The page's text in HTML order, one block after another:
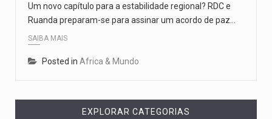
Um novo capítulo para a estabilidade regional? RDC e
Ruanda preparam-se para assinar um acordo de paz…
SAIBA MAIS
Posted in Africa & Mundo
EXPLORAR CATEGORIAS